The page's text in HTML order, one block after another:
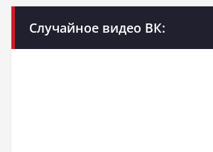
Случайное видео ВК: